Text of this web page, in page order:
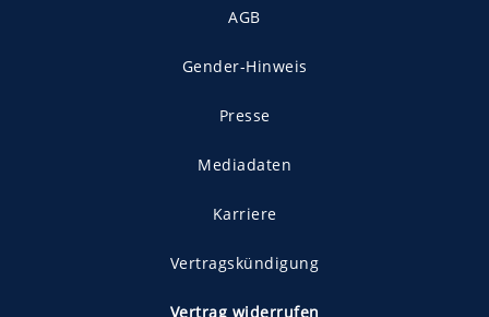
AGB
Gender-Hinweis
Presse
Mediadaten
Karriere
Vertragskündigung
Vertrag widerrufen